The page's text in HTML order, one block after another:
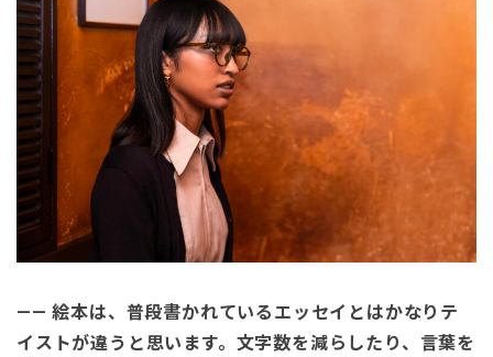
—— 絵本は、普段書かれているエッセイとはかなりテ
イストが違うと思います。文字数を減らしたり、言葉を